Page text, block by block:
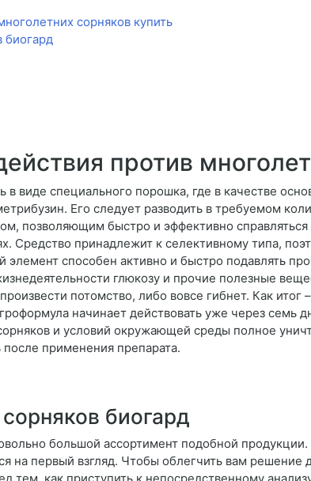
сорняков купить
биогард
против
виде специального порошка, где в качестве
Его следует разводить в требуемом
позволяющим быстро и эффективно
Средство принадлежит к селективному типа,
элемент способен активно и быстро подавлять
глюкозу и прочие полезные
потомство, либо вовсе гибнет. Как
начинает действовать уже через семь
и условий окружающей среды полное
применения препарата.
биогард
большой ассортимент подобной
на первый взгляд. Чтобы облегчить вам